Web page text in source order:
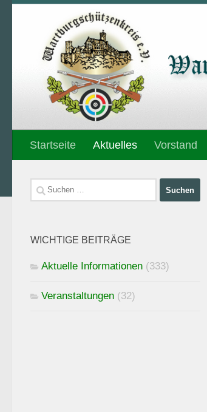
Unter dem Inhalt
Startseite Aktuelles Vorstand
Suchen
nach:
WICHTIGE BEITRÄGE
Aktuelle Informationen (333)
Veranstaltungen (32)